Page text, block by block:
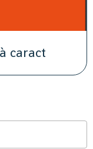
caract